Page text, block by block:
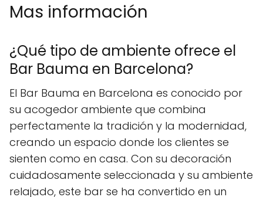
Mas información
¿Qué tipo de ambiente ofrece el
Bar Bauma en Barcelona?
El Bar Bauma en Barcelona es conocido por
su acogedor ambiente que combina
perfectamente la tradición y la modernidad,
creando un espacio donde los clientes se
sienten como en casa. Con su decoración
cuidadosamente seleccionada y su ambiente
relajado, este bar se ha convertido en un